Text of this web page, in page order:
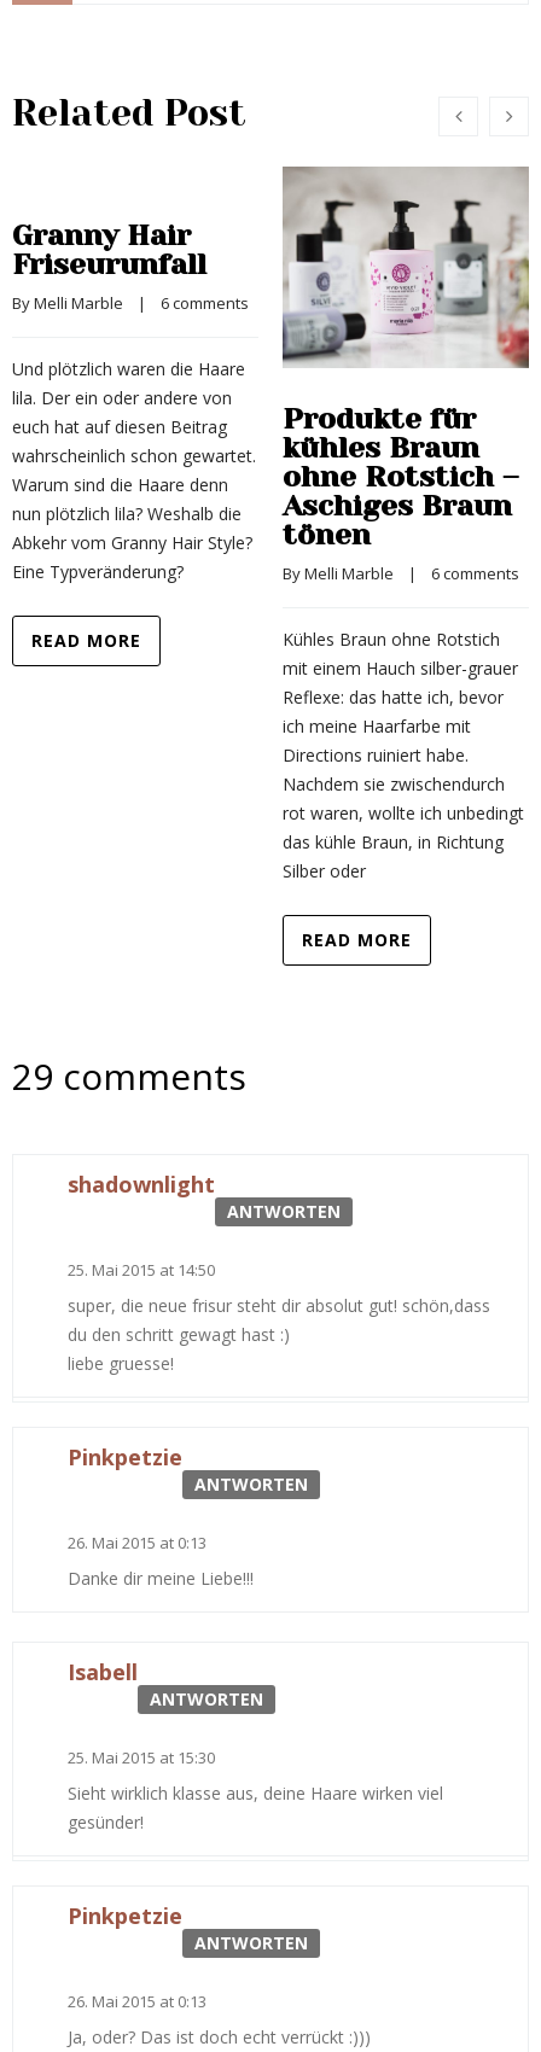
Related Post
Granny Hair
Friseurunfall
By Melli Marble
    |
6 comments
Und plötzlich waren die Haare
lila. Der ein oder andere von
euch hat auf diesen Beitrag
wahrscheinlich schon gewartet.
Warum sind die Haare denn
nun plötzlich lila? Weshalb die
Abkehr vom Granny Hair Style?
Eine Typveränderung?
READ MORE
Produkte für
kühles Braun
ohne Rotstich –
Aschiges Braun
tönen
By Melli Marble
    |
6 comments
Kühles Braun ohne Rotstich
mit einem Hauch silber-grauer
Reflexe: das hatte ich, bevor
ich meine Haarfarbe mit
Directions ruiniert habe.
Nachdem sie zwischendurch
rot waren, wollte ich unbedingt
das kühle Braun, in Richtung
Silber oder
READ MORE
29 comments
shadownlight
ANTWORTEN
25. Mai 2015 at 14:50
super, die neue frisur steht dir absolut gut! schön,dass
du den schritt gewagt hast :)
liebe gruesse!
Pinkpetzie
ANTWORTEN
26. Mai 2015 at 0:13
Danke dir meine Liebe!!!
Isabell
ANTWORTEN
25. Mai 2015 at 15:30
Sieht wirklich klasse aus, deine Haare wirken viel
gesünder!
Pinkpetzie
ANTWORTEN
26. Mai 2015 at 0:13
Ja, oder? Das ist doch echt verrückt :)))